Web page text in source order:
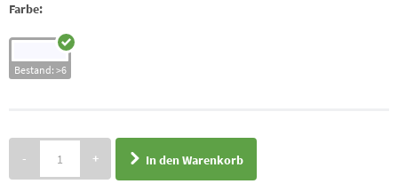
Farbe:
Bestand: >6
- + In den Warenkorb